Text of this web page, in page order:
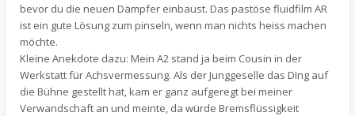
bevor du die neuen Dämpfer einbaust. Das pastöse fluidfilm AR
ist ein gute Lösung zum pinseln, wenn man nichts heiss machen
möchte.
Kleine Anekdote dazu: Mein A2 stand ja beim Cousin in der
Werkstatt für Achsvermessung. Als der Junggeselle das DIng auf
die Bühne gestellt hat, kam er ganz aufgeregt bei meiner
Verwandschaft an und meinte, da würde Bremsflüssigkeit